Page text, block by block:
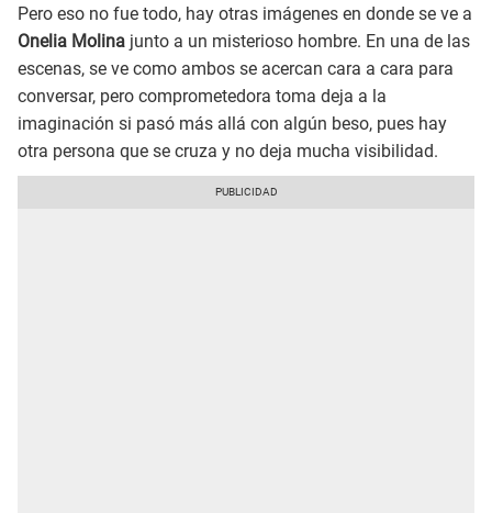
Pero eso no fue todo, hay otras imágenes en donde se ve a
Onelia Molina junto a un misterioso hombre. En una de las
escenas, se ve como ambos se acercan cara a cara para
conversar, pero comprometedora toma deja a la
imaginación si pasó más allá con algún beso, pues hay
otra persona que se cruza y no deja mucha visibilidad.